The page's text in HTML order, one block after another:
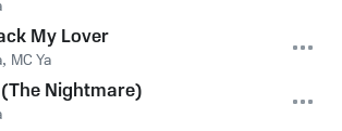
My Lover
, MC Ya
Nightmare)